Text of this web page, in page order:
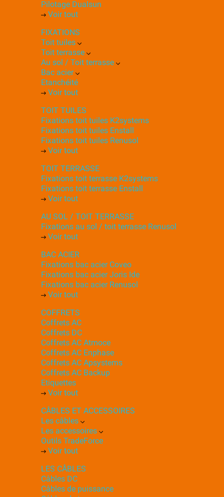
Pilotage Dualsun
Voir tout
FIXATIONS
Toit tuiles
Toit terrasse
Au sol / Toit terrasse
Bac acier
Etanchéité
Voir tout
TOIT TUILES
Fixations toit tuiles K2systems
Fixations toit tuiles Enstall
Fixations toit tuiles Renusol
Voir tout
TOIT TERRASSE
Fixations toit terrasse K2systems
Fixations toit terrasse Enstall
Voir tout
AU SOL / TOIT TERRASSE
Fixations au sol / toit terrasse Renusol
Voir tout
BAC ACIER
Fixations bac acier Coveo
Fixations bac acier Joris Ide
Fixations bac acier Renusol
Voir tout
COFFRETS
Coffrets AC
Coffrets DC
Coffrets AC Atmoce
Coffrets AC Enphase
Coffrets AC Apsystems
Coffrets AC Backup
Etiquettes
Voir tout
CÂBLES ET ACCESSOIRES
Les câbles
Les accessoires
Outils TradeForce
Voir tout
LES CÂBLES
Câbles DC
Câbles de puissance